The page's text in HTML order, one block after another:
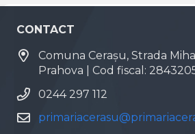
CONTACT
Comuna Cerașu, Strada
Prahova | Cod fiscal:
0244 297 112